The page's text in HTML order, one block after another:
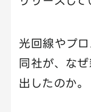
光回線やプ
同社が、な
出したのか。